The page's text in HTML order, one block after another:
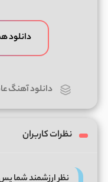
دانلود
دانلود آهنگ
نظرات کاربران
نظر ارزشمند شما